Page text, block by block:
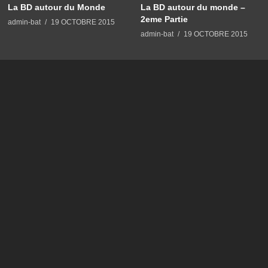
La BD autour du Monde
admin-bat 19 OCTOBRE 2015
La BD autour du monde –
2eme Partie
admin-bat 19 OCTOBRE 2015